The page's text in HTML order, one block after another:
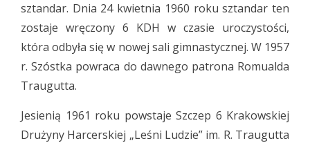
sztandar. Dnia 24 kwietnia 1960 roku sztandar ten
zostaje wręczony 6 KDH w czasie uroczystości,
która odbyła się w nowej sali gimnastycznej. W 1957
r. Szóstka powraca do dawnego patrona Romualda
Traugutta.
Jesienią 1961 roku powstaje Szczep 6 Krakowskiej
Drużyny Harcerskiej „Leśni Ludzie” im. R. Traugutta